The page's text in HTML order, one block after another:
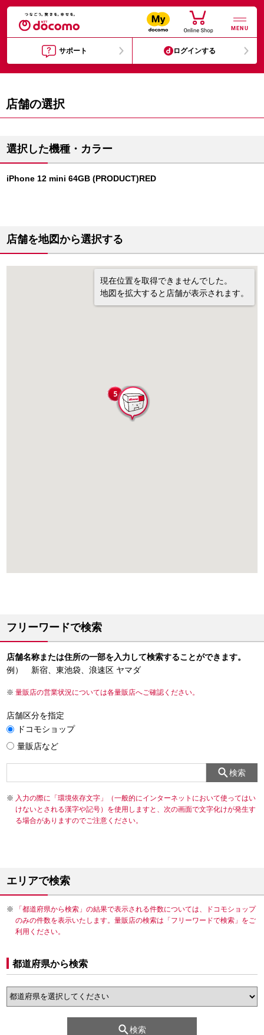
MENU
サポート ログインする
店舗の選択
選択した機種・カラー
iPhone 12 mini 64GB (PRODUCT)RED
店舗を地図から選択する
現在位置を取得できませんでした。
地図を拡大すると店舗が表示されます。
フリーワードで検索
店舗名称または住所の一部を入力して検索することができます。
例） 新宿、東池袋、浪速区 ヤマダ
量販店の営業状況については各量販店へご確認ください。
店舗区分を指定
ドコモショップ
量販店など
検索
入力の際に「環境依存文字」（一般的にインターネットにおいて使ってはい
けないとされる漢字や記号）を使用しますと、次の画面で文字化けが発生す
る場合がありますのでご注意ください。
エリアで検索
「都道府県から検索」の結果で表示される件数については、ドコモショップ
のみの件数を表示いたします。量販店の検索は「フリーワードで検索」をご
利用ください。
都道府県から検索
検索